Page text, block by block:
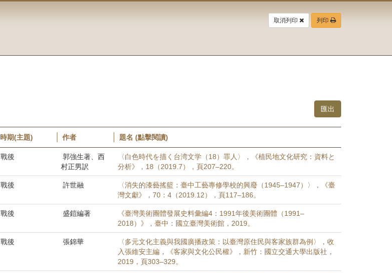
取消列印 列印
時期(主題) 作者 題名 (點擊閱讀)
戰後
郭強生著、西
村正男訳
〈白色時代を描く台湾文学（18）罪人〉，《植民地文化研究：資料と
分析》，18（2019.7），頁207–220。
戰後 許世融
〈消失的漆藝搖籃：臺中工藝專修學校的興廢（1945–1947）〉，《臺
灣文獻》，70：4（2019.12），頁117–186。
戰後 盛鎧編著
《臺灣美術團體發展史料彙編4：1991年後美術團體（1991–
2018）》，臺中：國立臺灣美術館，2019。
戰後 張錦華
〈多元文化主義與我國廣播政策：以臺灣原住民與客家族群為例〉，收
入張維安主編，《客家與文化公民權》，新竹：國立交通大學出版社，
2019，頁303–329。